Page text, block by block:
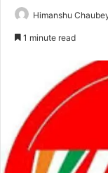
Himanshu
1 minute read